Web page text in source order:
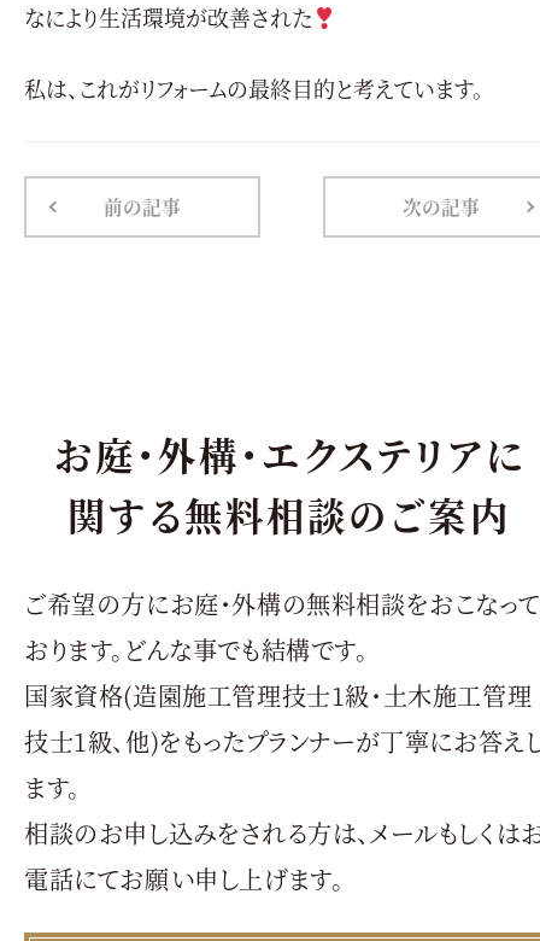
なにより生活環境が改善された
私は、これがリフォームの最終目的と考えています。
前の記事 次の記事
お庭・外構・エクステリアに
関する無料相談のご案内
ご希望の方にお庭・外構の無料相談をおこなって
おります。どんな事でも結構です。
国家資格(造園施工管理技士1級・土木施工管理
技士1級、他)をもったプランナーが丁寧にお答え
ます。
相談のお申し込みをされる方は、メールもしくは
電話にてお願い申し上げます。